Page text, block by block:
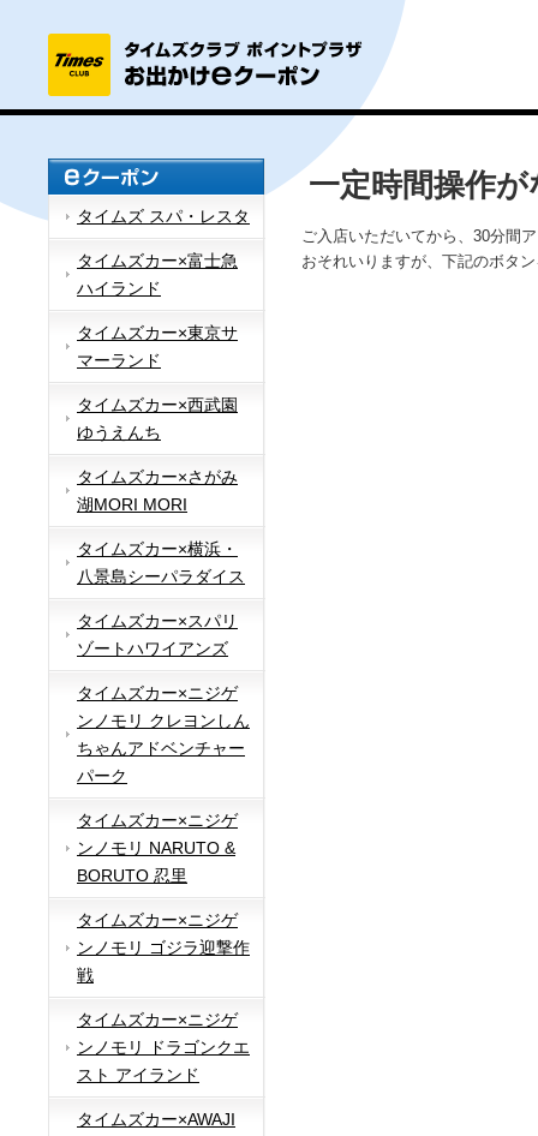
タイムズ スパ・レスタ
タイムズカー×富士急
ハイランド
タイムズカー×東京サ
マーランド
タイムズカー×西武園
ゆうえんち
タイムズカー×さがみ
湖MORI MORI
タイムズカー×横浜・
八景島シーパラダイス
タイムズカー×スパリ
ゾートハワイアンズ
タイムズカー×ニジゲ
ンノモリ クレヨンしん
ちゃんアドベンチャー
パーク
タイムズカー×ニジゲ
ンノモリ NARUTO &
BORUTO 忍里
タイムズカー×ニジゲ
ンノモリ ゴジラ迎撃作
戦
タイムズカー×ニジゲ
ンノモリ ドラゴンクエ
スト アイランド
タイムズカー×AWAJI
一定時間操作
ご入店いただいてから、30分間
おそれいりますが、下記のボタ